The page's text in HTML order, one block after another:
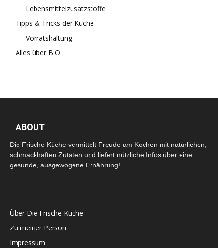
Lebensmittelzusatzstoffe
Tipps & Tricks der Küche
Vorratshaltung
Alles über BIO
ABOUT
Die Frische Küche vermittelt Freude am Kochen mit natürlichen,
schmackhaften Zutaten und liefert nützliche Infos über eine
gesunde, ausgewogene Ernährung!
Über Die Frische Küche
Zu meiner Person
Impressum